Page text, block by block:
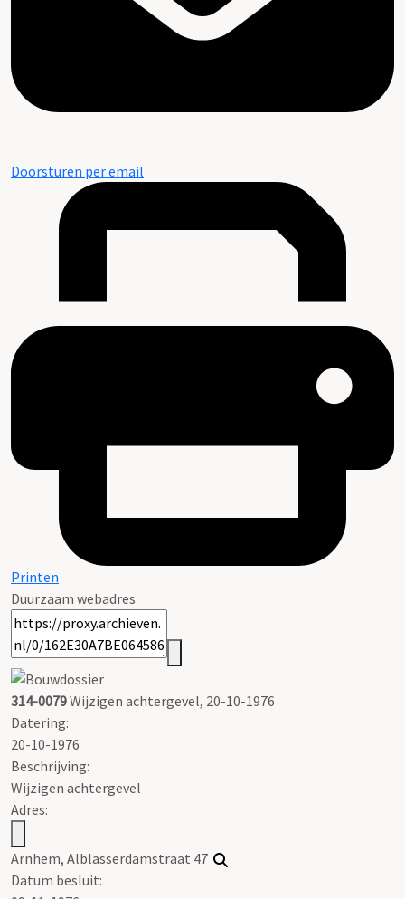
Doorsturen per email
Printen
Duurzaam webadres
314-0079Wijzigen achtergevel, 20-10-1976
Datering:
20-10-1976
Beschrijving:
Wijzigen achtergevel
Adres:
Arnhem, Alblasserdamstraat 47
Datum besluit: